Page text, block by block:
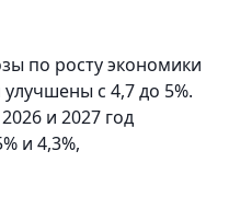
по росту экономики
с 4,7 до 5%.
и 2027 год
и 4,3%,